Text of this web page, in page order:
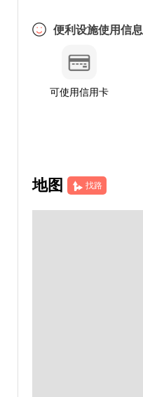
便利设施使用信息
可使用信用卡
地图 找路